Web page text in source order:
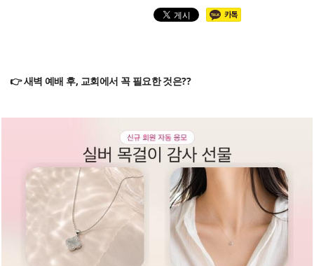
👉 새벽 예배 후, 교회에서 꼭 필요한 것은??